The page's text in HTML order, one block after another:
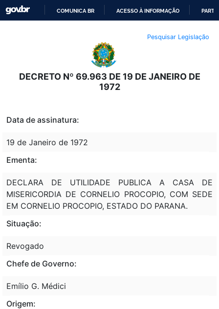
O
CONTEÚDO
COMUNICA BR ACESSO À INFORMAÇÃO
Pesquisar Legislação
DECRETO Nº 69.963 DE 19 DE JANEIRO DE
1972
Data de assinatura:
19 de Janeiro de 1972
Ementa:
DECLARA DE UTILIDADE PUBLICA A CASA DE
MISERICORDIA DE CORNELIO PROCOPIO, COM SEDE
EM CORNELIO PROCOPIO, ESTADO DO PARANA.
Situação:
Revogado
Chefe de Governo:
Emílio G. Médici
Origem: